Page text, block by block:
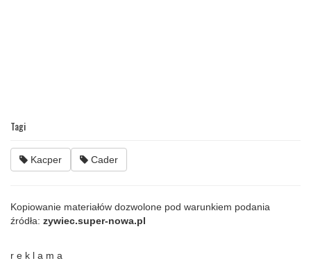
Tagi
Kacper Cader
Kopiowanie materiałów dozwolone pod warunkiem podania
źródła: zywiec.super-nowa.pl
r e k l a m a